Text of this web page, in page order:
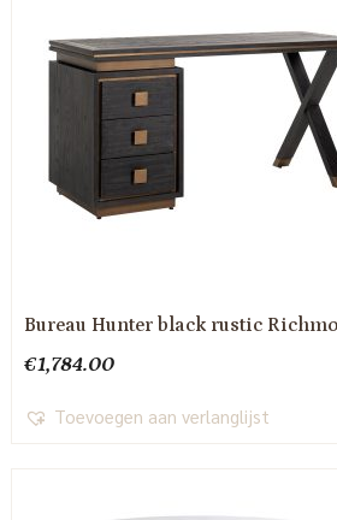
Bureau Hunter black rustic
€1,784.00
Toevoegen aan verlanglijst